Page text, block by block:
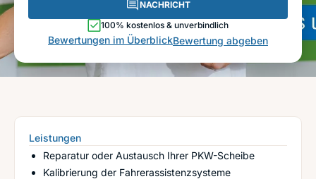
NACHRICHT
100% kostenlos & unverbindlich
Bewertungen im ÜberblickBewertung abgeben
Leistungen
Reparatur oder Austausch Ihrer PKW-Scheibe
Kalibrierung der Fahrerassistenzsysteme